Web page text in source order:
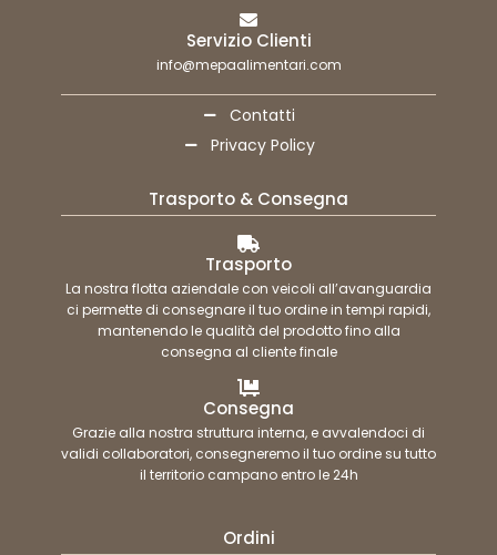
Servizio Clienti
info@mepaalimentari.com
Contatti
Privacy Policy
Trasporto & Consegna
Trasporto
La nostra flotta aziendale con veicoli all’avanguardia
ci permette di consegnare il tuo ordine in tempi rapidi,
mantenendo le qualità del prodotto fino alla
consegna al cliente finale
Consegna
Grazie alla nostra struttura interna, e avvalendoci di
validi collaboratori, consegneremo il tuo ordine su tutto
il territorio campano entro le 24h
Ordini